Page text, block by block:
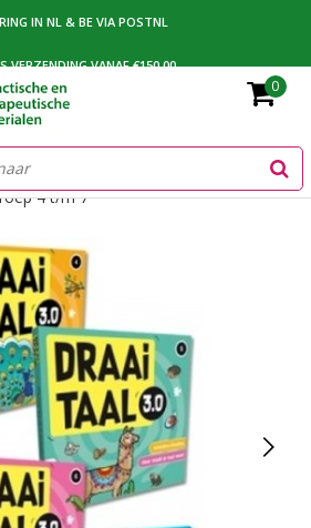
IN NL & BE VIA POSTNL
VERZENDING VANAF €150,00
IDEAL, BANCONTACT OF FACTUUR
0
4 t/m 7